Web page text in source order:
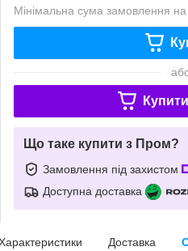
Мінімальна сума замовлення
Що таке купити з Пром?
Замовлення під захистом
Доступна доставка
Доставка